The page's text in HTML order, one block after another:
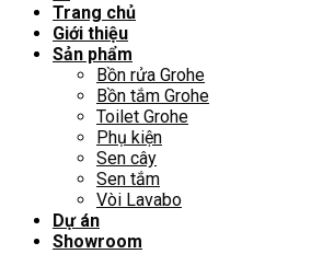
Trang chủ
Giới thiệu
Sản phẩm
Bồn rửa Grohe
Bồn tắm Grohe
Toilet Grohe
Phụ kiện
Sen cây
Sen tắm
Vòi Lavabo
Dự án
Showroom